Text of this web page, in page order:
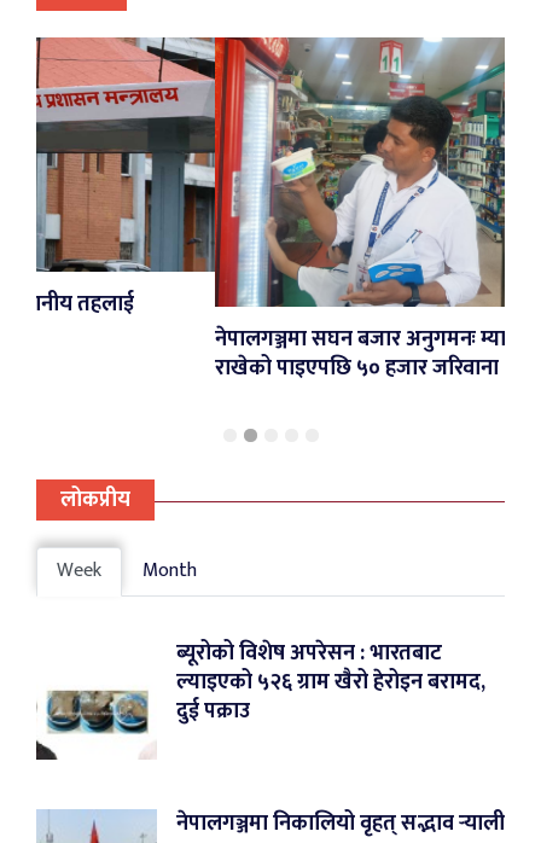
नेपालगञ्जमा सघन बजार अनुगमनः म्याद गुज्रेका सामान
राखेको पाइएपछि ५० हजार जरिवाना
लोकप्रीय
Week Month
ब्यूरोको विशेष अपरेसन : भारतबाट
ल्याइएको ५२६ ग्राम खैरो हेरोइन बरामद,
दुई पक्राउ
नेपालगञ्जमा निकालियो वृहत् सद्भाव र्‍याली